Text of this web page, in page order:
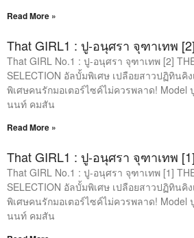
Read More »
That GIRL1 : ปู-อนุศรา จุฑาเทพ [2]
That GIRL No.1 : ปู-อนุศรา จุฑาเทพ [2]
SELECTION อัลบั้มพิเศษ เปลือยสาวปฏิทินคิ
พิเศษคนรักมอเตอร์ไซค์ไม่ควรพลาด! Model
นนท์ คมสัน
Read More »
That GIRL1 : ปู-อนุศรา จุฑาเทพ [1]
That GIRL No.1 : ปู-อนุศรา จุฑาเทพ [1]
SELECTION อัลบั้มพิเศษ เปลือยสาวปฏิทินคิ
พิเศษคนรักมอเตอร์ไซค์ไม่ควรพลาด! Model
นนท์ คมสัน